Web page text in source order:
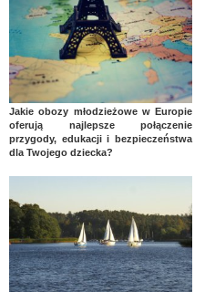
Jakie obozy młodzieżowe w Europie
oferują najlepsze połączenie
przygody, edukacji i bezpieczeństwa
dla Twojego dziecka?